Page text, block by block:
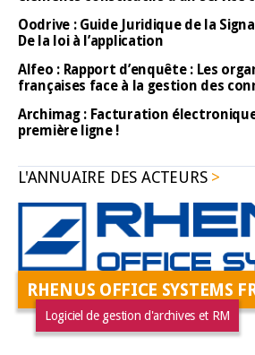
Oodrive : Guide Juridique de la
De la loi à l’application
Alfeo : Rapport d’enquête : Les
françaises face à la gestion des
Archimag : Facturation
première ligne !
L'ANNUAIRE DES ACTEURS
RHENUS OFFICE SYSTEMS
Logiciel de gestion d'archives et RM